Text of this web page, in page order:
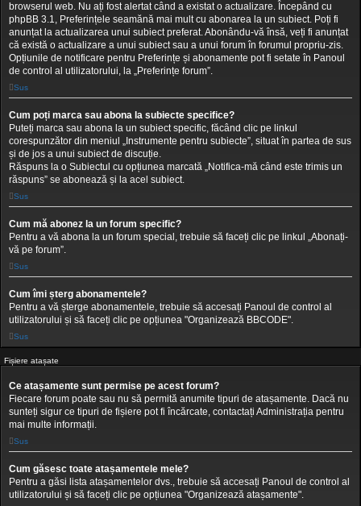
browserul web. Nu ați fost alertat când a existat o actualizare. Începând cu
phpBB 3.1, Preferințele seamănă mai mult cu abonarea la un subiect. Poți fi
anunțat la actualizarea unui subiect preferat. Abonându-vă însă, veți fi anunțat
că există o actualizare a unui subiect sau a unui forum în forumul propriu-zis.
Opțiunile de notificare pentru Preferințe și abonamente pot fi setate în Panoul
de control al utilizatorului, la „Preferințe forum”.
Sus
Cum poți marca sau abona la subiecte specifice?
Puteți marca sau abona la un subiect specific, făcând clic pe linkul
corespunzător din meniul „Instrumente pentru subiecte”, situat în partea de sus
și de jos a unui subiect de discuție.
Răspuns la o Subiectul cu opțiunea marcată „Notifica-mă când este trimis un
răspuns” se abonează și la acel subiect.
Sus
Cum mă abonez la un forum specific?
Pentru a vă abona la un forum special, trebuie să faceți clic pe linkul „Abonați-
vă pe forum”.
Sus
Cum îmi șterg abonamentele?
Pentru a vă șterge abonamentele, trebuie să accesați Panoul de control al
utilizatorului și să faceți clic pe opțiunea "Organizează BBCODE".
Sus
Fișiere atașate
Ce atașamente sunt permise pe acest forum?
Fiecare forum poate sau nu să permită anumite tipuri de atașamente. Dacă nu
sunteți sigur ce tipuri de fișiere pot fi încărcate, contactați Administrația pentru
mai multe informații.
Sus
Cum găsesc toate atașamentele mele?
Pentru a găsi lista atașamentelor dvs., trebuie să accesați Panoul de control al
utilizatorului și să faceți clic pe opțiunea "Organizează atașamente".